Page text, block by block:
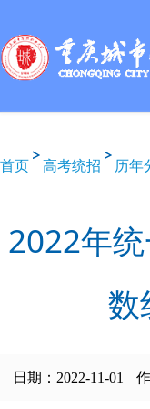
首页 高考统招 历年
2022年
数
日期：2022-11-01